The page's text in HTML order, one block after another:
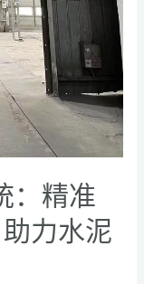
：精准
力水泥